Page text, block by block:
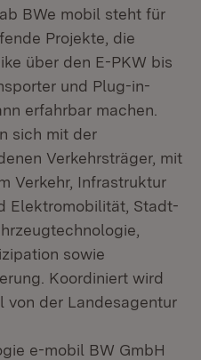
BWe mobil steht für
Projekte, die
über den E-PKW bis
und Plug-in-
erfahrbar machen.
sich mit der
Verkehrsträger, mit
Verkehr, Infrastruktur
Elektromobilität, Stadt-
sowie
Koordiniert wird
von der Landesagentur
e-mobil BW GmbH